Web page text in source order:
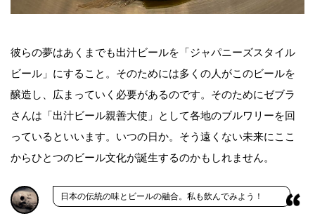
彼らの夢はあくまでも出汁ビールを「ジャパニーズスタイル
ビール」にすること。そのためには多くの人がこのビールを
醸造し、広まっていく必要があるのです。そのためにゼブラ
さんは「出汁ビール親善大使」として各地のブルワリーを回
っているといいます。いつの日か。そう遠くない未来にここ
からひとつのビール文化が誕生するのかもしれません。
日本の伝統の味とビールの融合。私も飲んでみよう！